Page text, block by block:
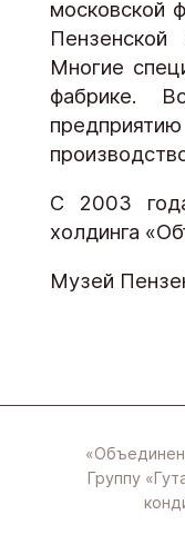
московской
Многие
фабрике.
С 2003
холдинга
Музей
Группу